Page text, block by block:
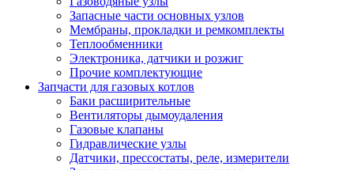
Запасные части основных узлов
Мембраны, прокладки и ремкомплекты
Теплообменники
Электроника, датчики и розжиг
Прочие комплектующие
Запчасти для газовых котлов
Баки расширительные
Вентиляторы дымоудаления
Газовые клапаны
Гидравлические узлы
Датчики, прессостаты, реле, измерители